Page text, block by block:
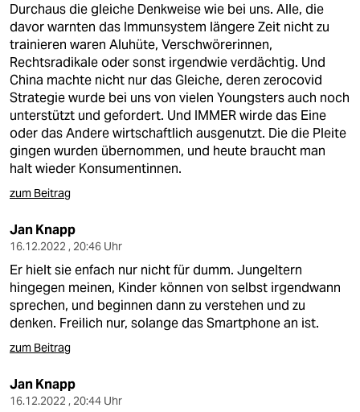
Durchaus die gleiche Denkweise wie bei uns. Alle, die
davor warnten das Immunsystem längere Zeit nicht zu
trainieren waren Aluhüte, Verschwörerinnen,
Rechtsradikale oder sonst irgendwie verdächtig. Und
China machte nicht nur das Gleiche, deren zerocovid
Strategie wurde bei uns von vielen Youngsters auch noch
unterstützt und gefordert. Und IMMER wirde das Eine
oder das Andere wirtschaftlich ausgenutzt. Die die Pleite
gingen wurden übernommen, und heute braucht man
halt wieder Konsumentinnen.
zum Beitrag
Jan Knapp
16.12.2022 , 20:46 Uhr
Er hielt sie enfach nur nicht für dumm. Jungeltern
hingegen meinen, Kinder können von selbst irgendwann
sprechen, und beginnen dann zu verstehen und zu
denken. Freilich nur, solange das Smartphone an ist.
zum Beitrag
Jan Knapp
16.12.2022 , 20:44 Uhr